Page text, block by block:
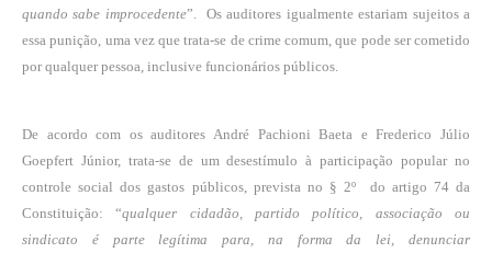
quando sabe improcedente”.
Os auditores igualmente estariam sujeitos a
essa punição, uma vez que trata-se de crime comum, que pode ser cometido
por qualquer pessoa, inclusive funcionários públicos.
De acordo com os auditores André Pachioni Baeta e Frederico Júlio
Goepfert Júnior, trata-se de um desestímulo à participação popular no
controle social dos gastos públicos, prevista no § 2º do artigo 74 da
Constituição: “qualquer cidadão, partido político, associação ou
sindicato é parte legítima para, na forma da lei, denunciar